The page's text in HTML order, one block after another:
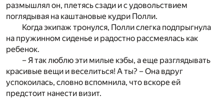
размышлял он, плетясь сзади и с удовольствием
поглядывая на каштановые кудри Полли.
Когда экипаж тронулся, Полли слегка подпрыгнула
на пружинном сиденье и радостно рассмеялась как
ребенок.
– Я так люблю эти милые кэбы, а еще разглядывать
красивые вещи и веселиться! А ты? – Она вдруг
успокоилась, словно вспомнила, что вскоре ей
предстоит нанести визит.